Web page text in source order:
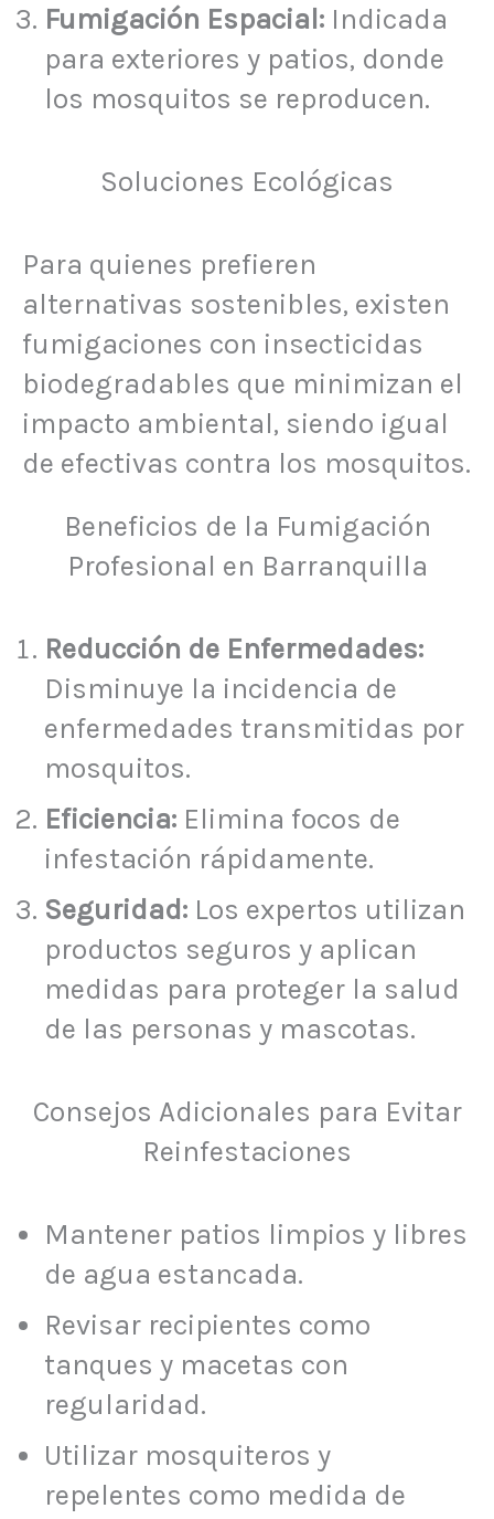
Fumigación Espacial: Indicada
para exteriores y patios, donde
los mosquitos se reproducen.
Soluciones Ecológicas
Para quienes prefieren
alternativas sostenibles, existen
fumigaciones con insecticidas
biodegradables que minimizan el
impacto ambiental, siendo igual
de efectivas contra los mosquitos.
Beneficios de la Fumigación
Profesional en Barranquilla
Reducción de Enfermedades:
Disminuye la incidencia de
enfermedades transmitidas por
mosquitos.
Eficiencia: Elimina focos de
infestación rápidamente.
Seguridad: Los expertos utilizan
productos seguros y aplican
medidas para proteger la salud
de las personas y mascotas.
Consejos Adicionales para Evitar
Reinfestaciones
Mantener patios limpios y libres
de agua estancada.
Revisar recipientes como
tanques y macetas con
regularidad.
Utilizar mosquiteros y
repelentes como medida de